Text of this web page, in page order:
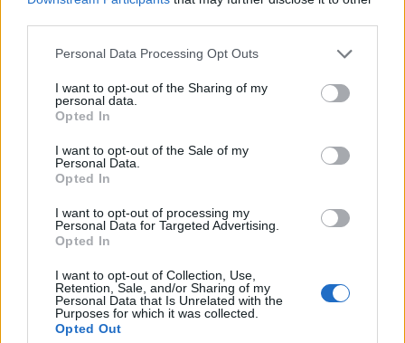
Please note that this website/app uses one or more Google
not limited to your visit or usage behaviour. You may click to
grant or deny consent to Google and its third-party tags to
use your data for below specified purposes in below Google
consent section.
Personal Data Processing Opt Outs
I want to opt-out of the Sharing of my
personal data.
Opted In
I want to opt-out of the Sale of my
Personal Data.
Opted In
I want to opt-out of processing my
Personal Data for Targeted Advertising.
Opted In
I want to opt-out of Collection, Use,
Retention, Sale, and/or Sharing of my
Personal Data that Is Unrelated with the
Purposes for which it was collected.
Opted Out